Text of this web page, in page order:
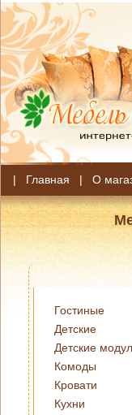
| Главная | О
Гостиные
Детские
Детские
Комоды
Кровати
Кухни